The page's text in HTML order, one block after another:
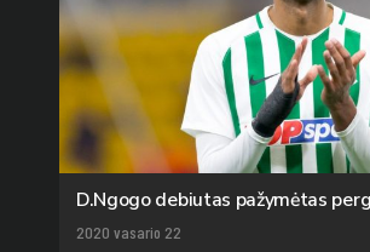
D.Ngogo debiutas pažymėtas
2020 vasario 22